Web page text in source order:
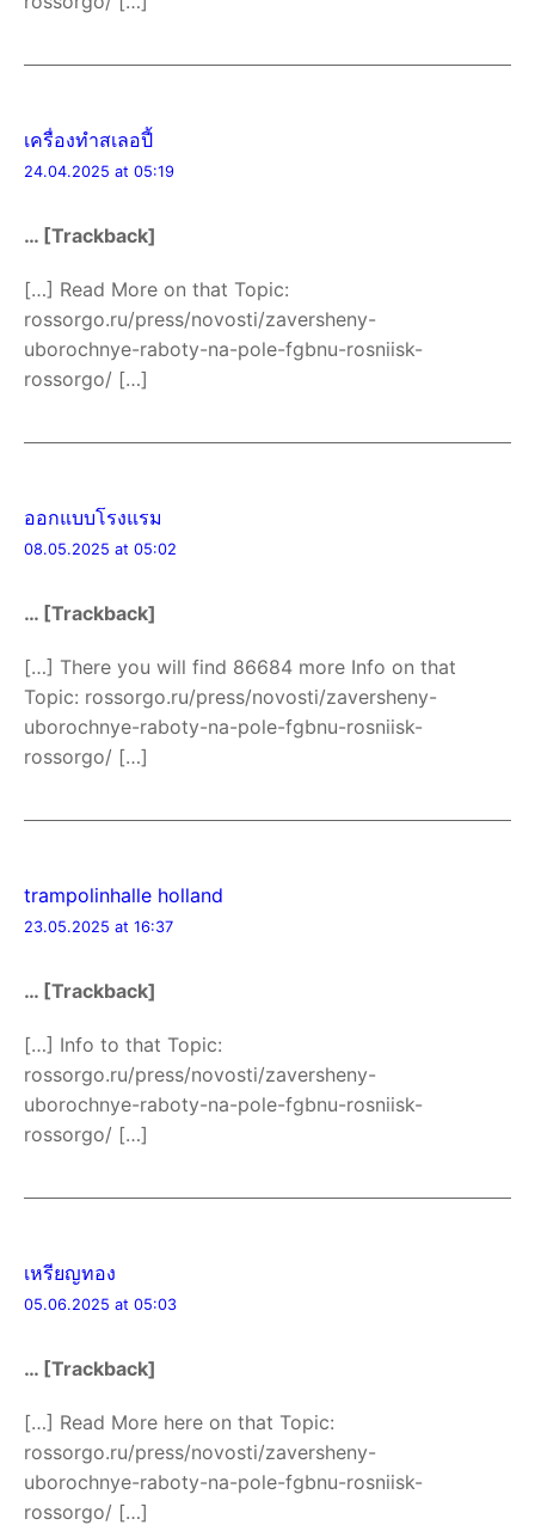
เครื่องทําสเลอปี้
24.04.2025 at 05:19
… [Trackback]
[…] Read More on that Topic:
rossorgo.ru/press/novosti/zaversheny-
uborochnye-raboty-na-pole-fgbnu-rosniisk-
rossorgo/ […]
ออกแบบโรงแรม
08.05.2025 at 05:02
… [Trackback]
[…] There you will find 86684 more Info on that
Topic: rossorgo.ru/press/novosti/zaversheny-
uborochnye-raboty-na-pole-fgbnu-rosniisk-
rossorgo/ […]
trampolinhalle holland
23.05.2025 at 16:37
… [Trackback]
[…] Info to that Topic:
rossorgo.ru/press/novosti/zaversheny-
uborochnye-raboty-na-pole-fgbnu-rosniisk-
rossorgo/ […]
เหรียญทอง
05.06.2025 at 05:03
… [Trackback]
[…] Read More here on that Topic:
rossorgo.ru/press/novosti/zaversheny-
uborochnye-raboty-na-pole-fgbnu-rosniisk-
rossorgo/ […]